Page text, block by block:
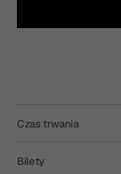
Czas trwania
Bilety